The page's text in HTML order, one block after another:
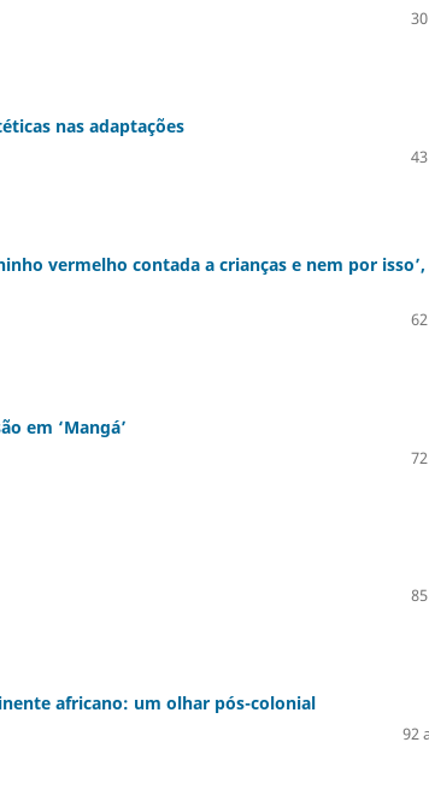
nas adaptações
vermelho contada a crianças e nem por isso’,
em ‘Mangá’
africano: um olhar pós-colonial
92